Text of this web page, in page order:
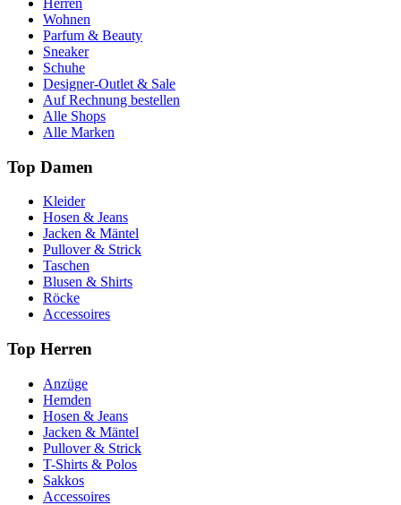
Herren
Wohnen
Parfum & Beauty
Sneaker
Schuhe
Designer-Outlet & Sale
Auf Rechnung bestellen
Alle Shops
Alle Marken
Top Damen
Kleider
Hosen & Jeans
Jacken & Mäntel
Pullover & Strick
Taschen
Blusen & Shirts
Röcke
Accessoires
Top Herren
Anzüge
Hemden
Hosen & Jeans
Jacken & Mäntel
Pullover & Strick
T-Shirts & Polos
Sakkos
Accessoires